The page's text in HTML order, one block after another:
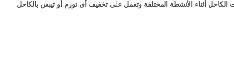
أثناء الأنشطة المختلفة وتعمل على تخفيف أى تورم أو تيبس بالكاحل